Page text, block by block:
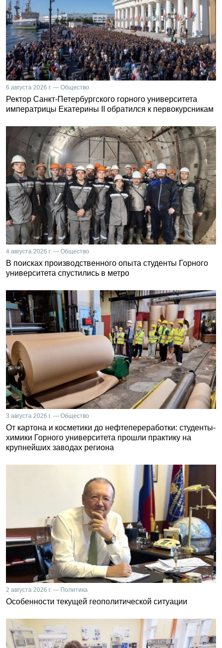
6 августа 2026 г. — Общество
Ректор Санкт-Петербургского горного университета
императрицы Екатерины II обратился к первокурсникам
4 августа 2026 г. — Общество
В поисках производственного опыта студенты Горного
университета спустились в метро
3 августа 2026 г. — Общество
От картона и косметики до нефтепереработки: студенты-
химики Горного университета прошли практику на
крупнейших заводах региона
2 августа 2026 г. — Политика
Особенности текущей геополитической ситуации